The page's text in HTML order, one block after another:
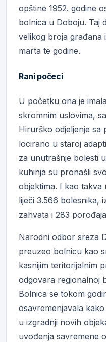
opštine 1952. godine
bolnica u Doboju. Taj
velikog broja građana
marta te godine.
Rani počeci
U početku ona je
skromnim uslovima,
Hirurško odjeljenje sa
locirano u staroj
za unutrašnje bolesti
kuhinja su pronašli
objektima. I kao takva
liječi 3.566 bolesnika,
zahvata i 283
Narodni odbor sreza
preuzeo bolnicu kao
kasnijim teritorijalnim
odgovara regionalnoj
Bolnica se tokom
osavremenjavala
u izgradnji novih
uvođenja savremene